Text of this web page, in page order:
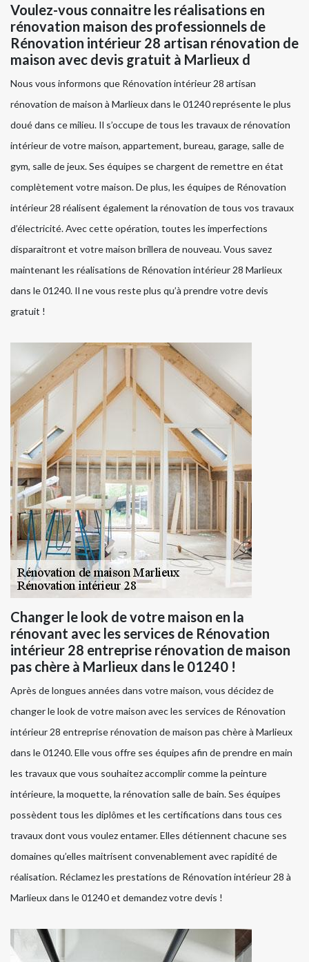
Voulez-vous connaitre les réalisations en
rénovation maison des professionnels de
Rénovation intérieur 28 artisan rénovation de
maison avec devis gratuit à Marlieux d
Nous vous informons que Rénovation intérieur 28 artisan
rénovation de maison à Marlieux dans le 01240 représente le plus
doué dans ce milieu. Il s’occupe de tous les travaux de rénovation
intérieur de votre maison, appartement, bureau, garage, salle de
gym, salle de jeux. Ses équipes se chargent de remettre en état
complètement votre maison. De plus, les équipes de Rénovation
intérieur 28 réalisent également la rénovation de tous vos travaux
d’électricité. Avec cette opération, toutes les imperfections
disparaitront et votre maison brillera de nouveau. Vous savez
maintenant les réalisations de Rénovation intérieur 28 Marlieux
dans le 01240. Il ne vous reste plus qu’à prendre votre devis
gratuit !
Changer le look de votre maison en la
rénovant avec les services de Rénovation
intérieur 28 entreprise rénovation de maison
pas chère à Marlieux dans le 01240 !
Après de longues années dans votre maison, vous décidez de
changer le look de votre maison avec les services de Rénovation
intérieur 28 entreprise rénovation de maison pas chère à Marlieux
dans le 01240. Elle vous offre ses équipes afin de prendre en main
les travaux que vous souhaitez accomplir comme la peinture
intérieure, la moquette, la rénovation salle de bain. Ses équipes
possèdent tous les diplômes et les certifications dans tous ces
travaux dont vous voulez entamer. Elles détiennent chacune ses
domaines qu’elles maitrisent convenablement avec rapidité de
réalisation. Réclamez les prestations de Rénovation intérieur 28 à
Marlieux dans le 01240 et demandez votre devis !